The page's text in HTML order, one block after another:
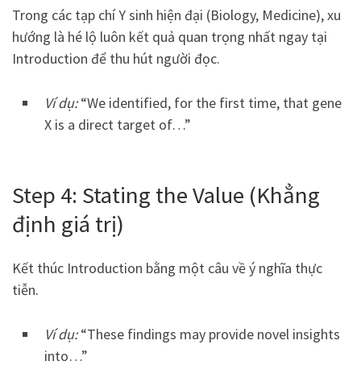
Trong các tạp chí Y sinh hiện đại (Biology, Medicine), xu
hướng là hé lộ luôn kết quả quan trọng nhất ngay tại
Introduction để thu hút người đọc.
Ví dụ:“We identified, for the first time, that gene
X is a direct target of…”
Step 4: Stating the Value (Khẳng
định giá trị)
Kết thúc Introduction bằng một câu về ý nghĩa thực
tiễn.
Ví dụ:“These findings may provide novel insights
into…”